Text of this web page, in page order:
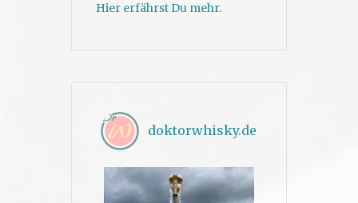
Hier erfährst Du mehr.
doktorwhisky.de